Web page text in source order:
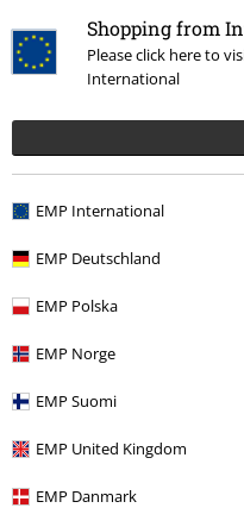
Shopping from
Please click here to
International
EMP International
EMP Deutschland
EMP Polska
EMP Norge
EMP Suomi
EMP United Kingdom
EMP Danmark
Senast besökt
239:-
More categories. More
Kläder & accessoarer
Kläder T-shirts & Toppar